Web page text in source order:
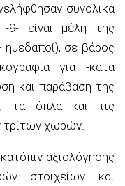
συνολικά
είναι μέλη της
ημεδαποί), σε βάρος
για -κατά
και παράβαση της
τα όπλα και τις
τρίτων χωρών.
αξιολόγησης
στοιχείων και